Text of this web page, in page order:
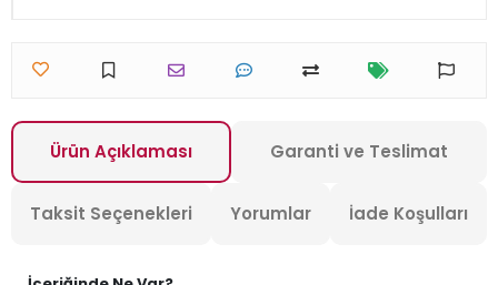
Ürün Açıklaması Garanti ve Teslimat
Taksit Seçenekleri Yorumlar İade Koşulları